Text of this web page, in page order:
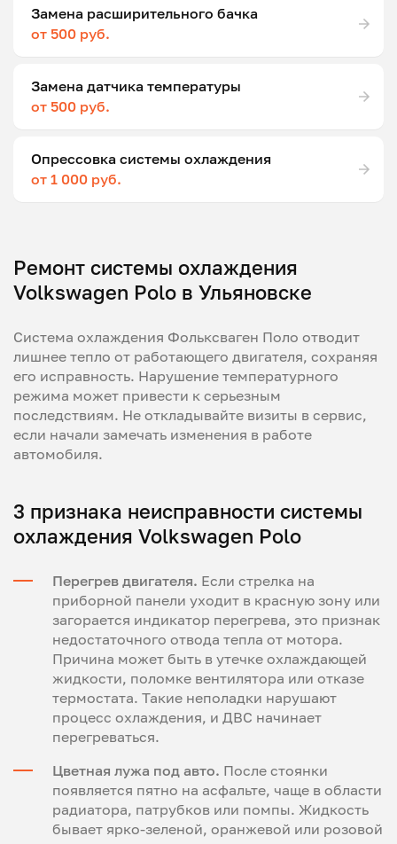
Замена расширительного бачка
от 500 руб.
Замена датчика температуры
от 500 руб.
Опрессовка системы охлаждения
от 1 000 руб.
Ремонт системы охлаждения
Volkswagen Polo в Ульяновске
Система охлаждения Фольксваген Поло отводит
лишнее тепло от работающего двигателя, сохраняя
его исправность. Нарушение температурного
режима может привести к серьезным
последствиям. Не откладывайте визиты в сервис,
если начали замечать изменения в работе
автомобиля.
3 признака неисправности системы
охлаждения Volkswagen Polo
Перегрев двигателя. Если стрелка на
приборной панели уходит в красную зону или
загорается индикатор перегрева, это признак
недостаточного отвода тепла от мотора.
Причина может быть в утечке охлаждающей
жидкости, поломке вентилятора или отказе
термостата. Такие неполадки нарушают
процесс охлаждения, и ДВС начинает
перегреваться.
Цветная лужа под авто. После стоянки
появляется пятно на асфальте, чаще в области
радиатора, патрубков или помпы. Жидкость
бывает ярко-зеленой, оранжевой или розовой